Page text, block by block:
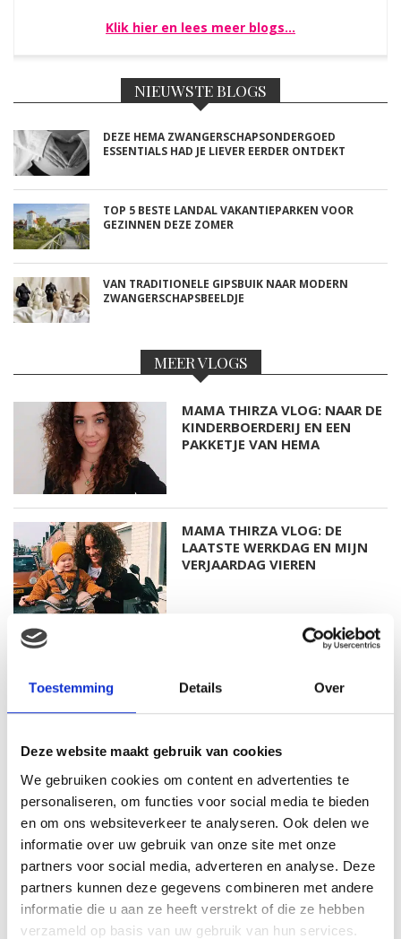
Toestemming Details Over
Deze website maakt gebruik van cookies
We gebruiken cookies om content en advertenties te
personaliseren, om functies voor social media te bieden
en om ons websiteverkeer te analyseren. Ook delen we
informatie over uw gebruik van onze site met onze
partners voor social media, adverteren en analyse. Deze
partners kunnen deze gegevens combineren met andere
informatie die u aan ze heeft verstrekt of die ze hebben
verzameld op basis van uw gebruik van hun services.
Klik hier en lees meer blogs…
NIEUWSTE BLOGS
DEZE HEMA ZWANGERSCHAPSONDERGOED
ESSENTIALS HAD JE LIEVER EERDER ONTDEKT
TOP 5 BESTE LANDAL VAKANTIEPARKEN VOOR
GEZINNEN DEZE ZOMER
VAN TRADITIONELE GIPSBUIK NAAR MODERN
ZWANGERSCHAPSBEELDJE
MEER VLOGS
MAMA THIRZA VLOG: NAAR DE
KINDERBOERDERIJ EN EEN
PAKKETJE VAN HEMA
MAMA THIRZA VLOG: DE
LAATSTE WERKDAG EN MIJN
VERJAARDAG VIEREN
MAMA THIRZA VLOG: HET IS
VAKANTIE & TWEE ZIEKE
KINDEREN
MAMA CARMEN VLOG:
SCHOLEN ZIJN WEER
BEGONNEN & TANDEN BLEKEN